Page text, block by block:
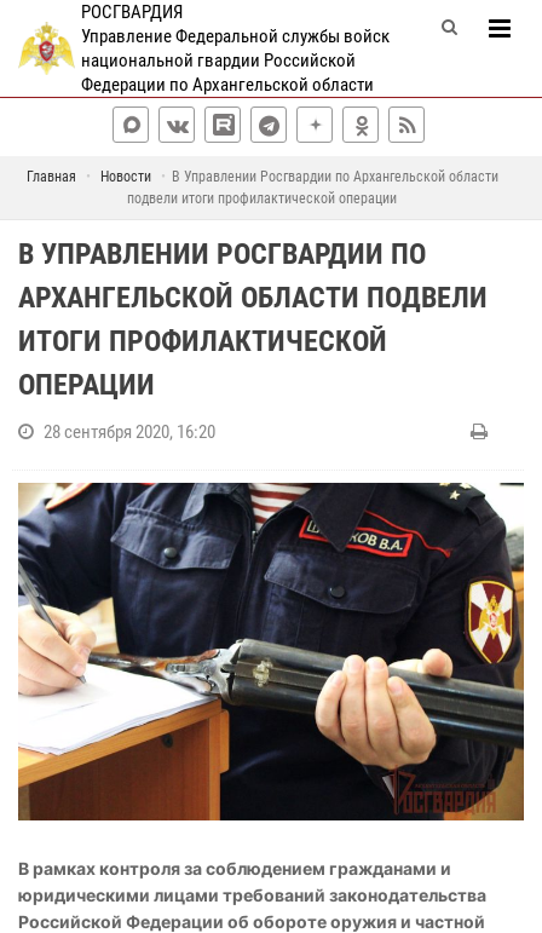
РОСГВАРДИЯ
Управление Федеральной службы войск
национальной гвардии Российской
Федерации по Архангельской области
Главная Новости
В Управлении Росгвардии по Архангельской области
подвели итоги профилактической операции
В УПРАВЛЕНИИ РОСГВАРДИИ ПО
АРХАНГЕЛЬСКОЙ ОБЛАСТИ ПОДВЕЛИ
ИТОГИ ПРОФИЛАКТИЧЕСКОЙ
ОПЕРАЦИИ
28 сентября 2020, 16:20
В рамках контроля за соблюдением гражданами и
юридическими лицами требований законодательства
Российской Федерации об обороте оружия и частной